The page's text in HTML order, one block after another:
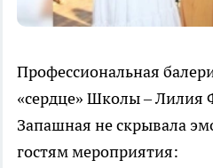
Профессиональная
«сердце» Школы – Лилия
Запашная не скрывала
гостям мероприятия: